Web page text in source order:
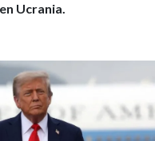
Ucrania.